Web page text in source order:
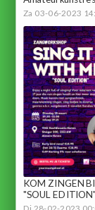
Za 03-06-2023
KOM ZINGEN
"SOUL